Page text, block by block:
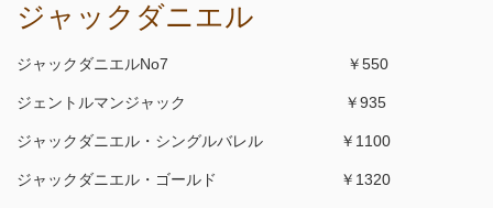
ジャックダニエル
ジャックダニエルNo7 ￥550
ジェントルマンジャック ￥935
ジャックダニエル・シングルバレル ￥1100
ジャックダニエル・ゴールド ￥1320